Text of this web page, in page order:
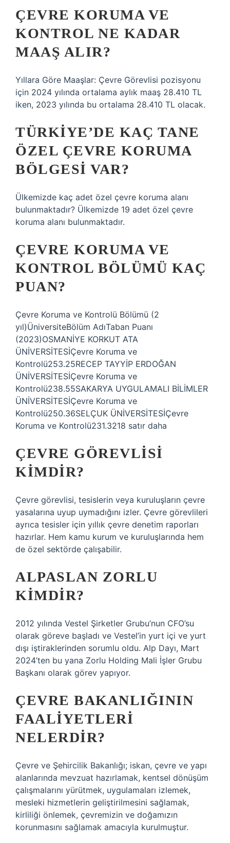
ÇEVRE KORUMA VE
KONTROL NE KADAR
MAAŞ ALIR?
Yıllara Göre Maaşlar: Çevre Görevlisi pozisyonu
için 2024 yılında ortalama aylık maaş 28.410 TL
iken, 2023 yılında bu ortalama 28.410 TL olacak.
TÜRKIYE’DE KAÇ TANE
ÖZEL ÇEVRE KORUMA
BÖLGESI VAR?
Ülkemizde kaç adet özel çevre koruma alanı
bulunmaktadır? Ülkemizde 19 adet özel çevre
koruma alanı bulunmaktadır.
ÇEVRE KORUMA VE
KONTROL BÖLÜMÜ KAÇ
PUAN?
Çevre Koruma ve Kontrolü Bölümü (2
yıl)ÜniversiteBölüm AdıTaban Puanı
(2023)OSMANİYE KORKUT ATA
ÜNİVERSİTESİÇevre Koruma ve
Kontrolü253.25RECEP TAYYİP ERDOĞAN
ÜNİVERSİTESİÇevre Koruma ve
Kontrolü238.55SAKARYA UYGULAMALI BİLİMLER
ÜNİVERSİTESİÇevre Koruma ve
Kontrolü250.36SELÇUK ÜNİVERSİTESİÇevre
Koruma ve Kontrolü231.3218 satır daha
ÇEVRE GÖREVLISI
KIMDIR?
Çevre görevlisi, tesislerin veya kuruluşların çevre
yasalarına uyup uymadığını izler. Çevre görevlileri
ayrıca tesisler için yıllık çevre denetim raporları
hazırlar. Hem kamu kurum ve kuruluşlarında hem
de özel sektörde çalışabilir.
ALPASLAN ZORLU
KIMDIR?
2012 yılında Vestel Şirketler Grubu’nun CFO’su
olarak göreve başladı ve Vestel’in yurt içi ve yurt
dışı iştiraklerinden sorumlu oldu. Alp Dayı, Mart
2024’ten bu yana Zorlu Holding Mali İşler Grubu
Başkanı olarak görev yapıyor.
ÇEVRE BAKANLIĞININ
FAALIYETLERI
NELERDIR?
Çevre ve Şehircilik Bakanlığı; iskan, çevre ve yapı
alanlarında mevzuat hazırlamak, kentsel dönüşüm
çalışmalarını yürütmek, uygulamaları izlemek,
mesleki hizmetlerin geliştirilmesini sağlamak,
kirliliği önlemek, çevremizin ve doğamızın
korunmasını sağlamak amacıyla kurulmuştur.